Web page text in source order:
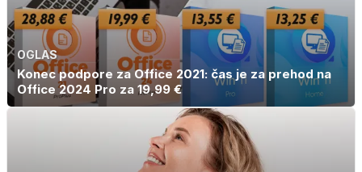
OGLAS
Konec podpore za Office 2021: čas je za prehod na
Office 2024 Pro za 19,99 €